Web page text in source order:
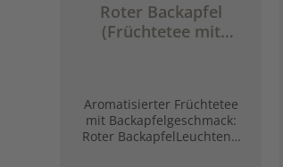
Roter Backapfel
(Früchtetee mit
Aromatisierter Früchtetee
mit Backapfelgeschmack:
Roter BackapfelLeuchtend